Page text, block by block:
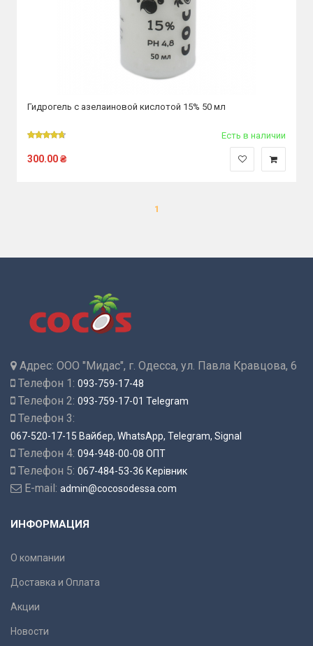
Гидрогель с азелаиновой кислотой 15% 50 мл
Есть в наличии
300.00₴
1
Адрес: ООО "Мидас", г. Одесса, ул. Павла Кравцова, 6
Телефон 1: 093-759-17-48
Телефон 2: 093-759-17-01 Telegram
Телефон 3:
067-520-17-15 Вайбер, WhatsApp, Telegram, Signal
Телефон 4: 094-948-00-08 ОПТ
Телефон 5: 067-484-53-36 Керівник
E-mail: admin@cocosodessa.com
ИНФОРМАЦИЯ
О компании
Доставка и Оплата
Акции
Новости